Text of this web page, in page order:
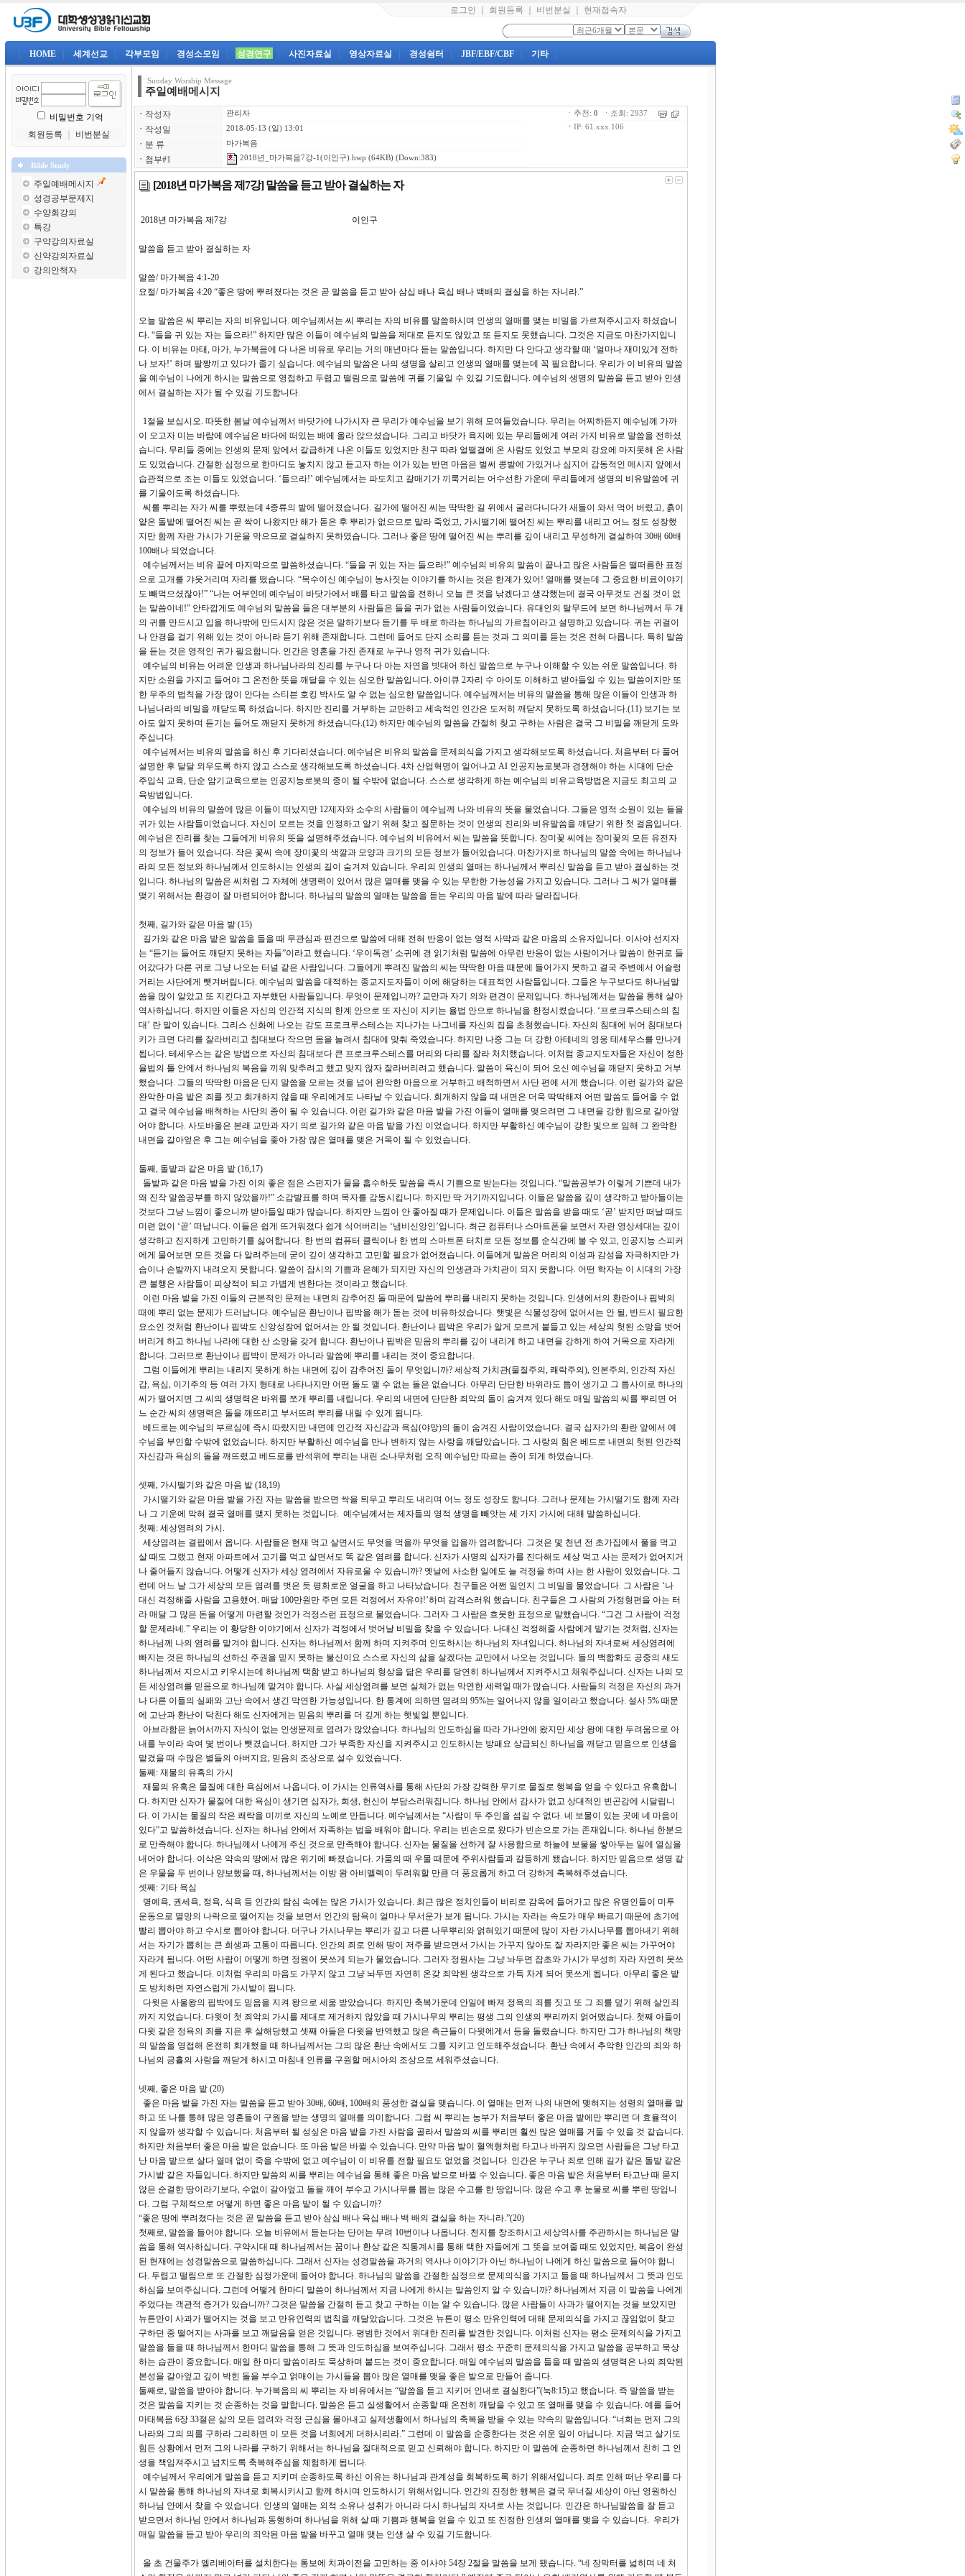
로그인 회원등록 비번분실 현재접속자
HOME 세계선교 각부모임 경성소모임 성경연구 사진자료실 영상자료실 경성쉼터 JBF/EBF/CBF 기타
비밀번호 기억
회원등록
비번분실
Bible Study
주일예배메시지
성경공부문제지
수양회강의
특강
구약강의자료실
신약강의자료실
강의안책자
Sunday Worship Message
주일예배메시지
ㆍ 작성자 관리자
ㆍ 작성일 2018-05-13 (일) 13:01
ㆍ 분 류 마가복음
ㆍ 첨부#1 2018년_마가복음7강-1(이인구).hwp (64KB) (Down:383)
ㆍ추천: 0 ㆍ조회: 2937
ㆍ IP: 61.xxx.106
[2018년 마가복음 제7강] 말씀을 듣고 받아 결실하는 자
2018년 마가복음 제7강 이인구
말씀을 듣고 받아 결실하는 자
말씀/ 마가복음 4:1-20
요절/ 마가복음 4:20 “좋은 땅에 뿌려졌다는 것은 곧 말씀을 듣고 받아 삼십 배나 육십 배나 백배의 결실을 하는 자니라.”
오늘 말씀은 씨 뿌리는 자의 비유입니다. 예수님께서는 씨 뿌리는 자의 비유를 말씀하시며 인생의 열매를 맺는 비밀을 가르쳐주시고자 하셨습니
다. “들을 귀 있는 자는 들으라!” 하지만 많은 이들이 예수님의 말씀을 제대로 듣지도 않았고 또 듣지도 못했습니다. 그것은 지금도 마찬가지입니
다. 이 비유는 마태, 마가, 누가복음에 다 나온 비유로 우리는 거의 매년마다 듣는 말씀입니다. 하지만 다 안다고 생각할 때 ‘얼마나 재미있게 전하
나 보자!’ 하며 팔짱끼고 있다가 졸기 싶습니다. 예수님의 말씀은 나의 생명을 살리고 인생의 열매를 맺는데 꼭 필요합니다. 우리가 이 비유의 말씀
을 예수님이 나에게 하시는 말씀으로 영접하고 두렵고 떨림으로 말씀에 귀를 기울일 수 있길 기도합니다. 예수님의 생명의 말씀을 듣고 받아 인생
에서 결실하는 자가 될 수 있길 기도합니다.
1절을 보십시오. 따뜻한 봄날 예수님께서 바닷가에 나가시자 큰 무리가 예수님을 보기 위해 모여들었습니다. 무리는 어찌하든지 예수님께 가까
이 오고자 미는 바람에 예수님은 바다에 떠있는 배에 올라 앉으셨습니다. 그리고 바닷가 육지에 있는 무리들에게 여러 가지 비유로 말씀을 전하셨
습니다. 무리들 중에는 인생의 문제 앞에서 갈급하게 나온 이들도 있었지만 친구 따라 얼떨결에 온 사람도 있었고 부모의 강요에 마지못해 온 사람
도 있었습니다. 간절한 심정으로 한마디도 놓치지 않고 듣고자 하는 이가 있는 반면 마음은 벌써 콩밭에 가있거나 심지어 감동적인 메시지 앞에서
습관적으로 조는 이들도 있었습니다. ‘들으라!’ 예수님께서는 파도치고 갈매기가 끼룩거리는 어수선한 가운데 무리들에게 생명의 비유말씀에 귀
를 기울이도록 하셨습니다.
씨를 뿌리는 자가 씨를 뿌렸는데 4종류의 밭에 떨어졌습니다. 길가에 떨어진 씨는 딱딱한 길 위에서 굴러다니다가 새들이 와서 먹어 버렸고, 흙이
얕은 돌밭에 떨어진 씨는 곧 싹이 나왔지만 해가 돋은 후 뿌리가 없으므로 말라 죽었고, 가시떨기에 떨어진 씨는 뿌리를 내리고 어느 정도 성장했
지만 함께 자란 가시가 기운을 막으므로 결실하지 못하였습니다. 그러나 좋은 땅에 떨어진 씨는 뿌리를 깊이 내리고 무성하게 결실하여 30배 60배
100배나 되었습니다.
예수님께서는 비유 끝에 마지막으로 말씀하셨습니다. “들을 귀 있는 자는 들으라!” 예수님의 비유의 말씀이 끝나고 많은 사람들은 떨떠름한 표정
으로 고개를 갸웃거리며 자리를 떴습니다. “목수이신 예수님이 농사짓는 이야기를 하시는 것은 한계가 있어! 열매를 맺는데 그 중요한 비료이야기
도 빼먹으셨잖아!” “나는 어부인데 예수님이 바닷가에서 배를 타고 말씀을 전하니 오늘 큰 것을 낚겠다고 생각했는데 결국 아무것도 건질 것이 없
는 말씀이네!” 안타깝게도 예수님의 말씀을 들은 대부분의 사람들은 들을 귀가 없는 사람들이었습니다. 유대인의 탈무드에 보면 하나님께서 두 개
의 귀를 만드시고 입을 하나밖에 만드시지 않은 것은 말하기보다 듣기를 두 배로 하라는 하나님의 가르침이라고 설명하고 있습니다. 귀는 귀걸이
나 안경을 걸기 위해 있는 것이 아니라 듣기 위해 존재합니다. 그런데 들어도 단지 소리를 듣는 것과 그 의미를 듣는 것은 전혀 다릅니다. 특히 말씀
을 듣는 것은 영적인 귀가 필요합니다. 인간은 영혼을 가진 존재로 누구나 영적 귀가 있습니다.
예수님의 비유는 어려운 인생과 하나님나라의 진리를 누구나 다 아는 자연을 빗대어 하신 말씀으로 누구나 이해할 수 있는 쉬운 말씀입니다. 하
지만 소원을 가지고 들어야 그 온전한 뜻을 깨달을 수 있는 심오한 말씀입니다. 아이큐 2자리 수 아이도 이해하고 받아들일 수 있는 말씀이지만 또
한 우주의 법칙을 가장 많이 안다는 스티븐 호킹 박사도 알 수 없는 심오한 말씀입니다. 예수님께서는 비유의 말씀을 통해 많은 이들이 인생과 하
나님나라의 비밀을 깨닫도록 하셨습니다. 하지만 진리를 거부하는 교만하고 세속적인 인간은 도저히 깨닫지 못하도록 하셨습니다.(11) 보기는 보
아도 알지 못하며 듣기는 들어도 깨닫지 못하게 하셨습니다.(12) 하지만 예수님의 말씀을 간절히 찾고 구하는 사람은 결국 그 비밀을 깨닫게 도와
주십니다.
예수님께서는 비유의 말씀을 하신 후 기다리셨습니다. 예수님은 비유의 말씀을 문제의식을 가지고 생각해보도록 하셨습니다. 처음부터 다 풀어
설명한 후 달달 외우도록 하지 않고 스스로 생각해보도록 하셨습니다. 4차 산업혁명이 일어나고 AI 인공지능로봇과 경쟁해야 하는 시대에 단순
주입식 교육, 단순 암기교육으로는 인공지능로봇의 종이 될 수밖에 없습니다. 스스로 생각하게 하는 예수님의 비유교육방법은 지금도 최고의 교
육방법입니다.
예수님의 비유의 말씀에 많은 이들이 떠났지만 12제자와 소수의 사람들이 예수님께 나와 비유의 뜻을 물었습니다. 그들은 영적 소원이 있는 들을
귀가 있는 사람들이었습니다. 자신이 모르는 것을 인정하고 알기 위해 찾고 질문하는 것이 인생의 진리와 비유말씀을 깨닫기 위한 첫 걸음입니다.
예수님은 진리를 찾는 그들에게 비유의 뜻을 설명해주셨습니다. 예수님의 비유에서 씨는 말씀을 뜻합니다. 장미꽃 씨에는 장미꽃의 모든 유전자
의 정보가 들어 있습니다. 작은 꽃씨 속에 장미꽃의 색깔과 모양과 크기의 모든 정보가 들어있습니다. 마찬가지로 하나님의 말씀 속에는 하나님나
라의 모든 정보와 하나님께서 인도하시는 인생의 길이 숨겨져 있습니다. 우리의 인생의 열매는 하나님께서 뿌리신 말씀을 듣고 받아 결실하는 것
입니다. 하나님의 말씀은 씨처럼 그 자체에 생명력이 있어서 많은 열매를 맺을 수 있는 무한한 가능성을 가지고 있습니다. 그러나 그 씨가 열매를
맺기 위해서는 환경이 잘 마련되어야 합니다. 하나님의 말씀의 열매는 말씀을 듣는 우리의 마음 밭에 따라 달라집니다.
첫째, 길가와 같은 마음 밭 (15)
길가와 같은 마음 밭은 말씀을 들을 때 무관심과 편견으로 말씀에 대해 전혀 반응이 없는 영적 사막과 같은 마음의 소유자입니다. 이사야 선지자
는 “듣기는 들어도 깨닫지 못하는 자들”이라고 했습니다. ‘우이독경’ 소귀에 경 읽기처럼 말씀에 아무런 반응이 없는 사람이거나 말씀이 한귀로 들
어갔다가 다른 귀로 그냥 나오는 터널 같은 사람입니다. 그들에게 뿌려진 말씀의 씨는 딱딱한 마음 때문에 들어가지 못하고 결국 주변에서 어슬렁
거리는 사단에게 뺏겨버립니다. 예수님의 말씀을 대적하는 종교지도자들이 이에 해당하는 대표적인 사람들입니다. 그들은 누구보다도 하나님말
씀을 많이 알았고 또 지킨다고 자부했던 사람들입니다. 무엇이 문제입니까? 교만과 자기 의와 편견이 문제입니다. 하나님께서는 말씀을 통해 살아
역사하십니다. 하지만 이들은 자신의 인간적 지식의 한계 안으로 또 자신이 지키는 율법 안으로 하나님을 한정시켰습니다. ‘프로크루스테스의 침
대’ 란 말이 있습니다. 그리스 신화에 나오는 강도 프로크루스테스는 지나가는 나그네를 자신의 집을 초청했습니다. 자신의 침대에 뉘어 침대보다
키가 크면 다리를 잘라버리고 침대보다 작으면 몸을 늘려서 침대에 맞춰 죽였습니다. 하지만 나중 그는 더 강한 아테네의 영웅 테세우스를 만나게
됩니다. 테세우스는 같은 방법으로 자신의 침대보다 큰 프로크루스테스를 머리와 다리를 잘라 처치했습니다. 이처럼 종교지도자들은 자신이 정한
율법의 틀 안에서 하나님의 복음을 끼워 맞추려고 했고 맞지 않자 잘라버리려고 했습니다. 말씀이 육신이 되어 오신 예수님을 깨닫지 못하고 거부
했습니다. 그들의 딱딱한 마음은 단지 말씀을 모르는 것을 넘어 완악한 마음으로 거부하고 배척하면서 사단 편에 서게 했습니다. 이런 길가와 같은
완악한 마음 밭은 죄를 짓고 회개하지 않을 때 우리에게도 나타날 수 있습니다. 회개하지 않을 때 내면은 더욱 딱딱해져 어떤 말씀도 들어올 수 없
고 결국 예수님을 배척하는 사단의 종이 될 수 있습니다. 이런 길가와 같은 마음 밭을 가진 이들이 열매를 맺으려면 그 내면을 강한 힘으로 갈아엎
어야 합니다. 사도바울은 본래 교만과 자기 의로 길가와 같은 마음 밭을 가진 이었습니다. 하지만 부활하신 예수님이 강한 빛으로 임해 그 완악한
내면을 갈아엎은 후 그는 예수님을 좇아 가장 많은 열매를 맺은 거목이 될 수 있었습니다.
둘째, 돌밭과 같은 마음 밭 (16,17)
돌밭과 같은 마음 밭을 가진 이의 좋은 점은 스펀지가 물을 흡수하듯 말씀을 즉시 기쁨으로 받는다는 것입니다. “말씀공부가 이렇게 기쁜데 내가
왜 진작 말씀공부를 하지 않았을까!” 소감발표를 하며 목자를 감동시킵니다. 하지만 딱 거기까지입니다. 이들은 말씀을 깊이 생각하고 받아들이는
것보다 그냥 느낌이 좋으니까 받아들일 때가 많습니다. 하지만 느낌이 안 좋아질 때가 문제입니다. 이들은 말씀을 받을 때도 ‘곧’ 받지만 떠날 때도
미련 없이 ‘곧’ 떠납니다. 이들은 쉽게 뜨거워졌다 쉽게 식어버리는 ‘냄비신앙인’입니다. 최근 컴퓨터나 스마트폰을 보면서 자란 영상세대는 깊이
생각하고 진지하게 고민하기를 싫어합니다. 한 번의 컴퓨터 클릭이나 한 번의 스마트폰 터치로 모든 정보를 순식간에 볼 수 있고, 인공지능 스피커
에게 물어보면 모든 것을 다 알려주는데 굳이 깊이 생각하고 고민할 필요가 없어졌습니다. 이들에게 말씀은 머리의 이성과 감성을 자극하지만 가
슴이나 손발까지 내려오지 못합니다. 말씀이 잠시의 기쁨과 은혜가 되지만 자신의 인생관과 가치관이 되지 못합니다. 어떤 학자는 이 시대의 가장
큰 불행은 사람들이 피상적이 되고 가볍게 변한다는 것이라고 했습니다.
이런 마음 밭을 가진 이들의 근본적인 문제는 내면의 감추어진 돌 때문에 말씀에 뿌리를 내리지 못하는 것입니다. 인생에서의 환란이나 핍박의
때에 뿌리 없는 문제가 드러납니다. 예수님은 환난이나 핍박을 해가 돋는 것에 비유하셨습니다. 햇빛은 식물성장에 없어서는 안 될, 반드시 필요한
요소인 것처럼 환난이나 핍박도 신앙성장에 없어서는 안 될 것입니다. 환난이나 핍박은 우리가 알게 모르게 붙들고 있는 세상의 헛된 소망을 벗어
버리게 하고 하나님 나라에 대한 산 소망을 갖게 합니다. 환난이나 핍박은 믿음의 뿌리를 깊이 내리게 하고 내면을 강하게 하여 거목으로 자라게
합니다. 그러므로 환난이나 핍박이 문제가 아니라 말씀에 뿌리를 내리는 것이 중요합니다.
그럼 이들에게 뿌리는 내리지 못하게 하는 내면에 깊이 감추어진 돌이 무엇입니까? 세상적 가치관(물질주의, 쾌락주의), 인본주의, 인간적 자신
감, 욕심, 이기주의 등 여러 가지 형태로 나타나지만 어떤 돌도 깰 수 없는 돌은 없습니다. 아무리 단단한 바위라도 틈이 생기고 그 틈사이로 하나의
씨가 떨어지면 그 씨의 생명력은 바위를 쪼개 뿌리를 내립니다. 우리의 내면에 단단한 죄악의 돌이 숨겨져 있다 해도 매일 말씀의 씨를 뿌리면 어
느 순간 씨의 생명력은 돌을 깨뜨리고 부서뜨려 뿌리를 내릴 수 있게 됩니다.
베드로는 예수님의 부르심에 즉시 따랐지만 내면에 인간적 자신감과 욕심(야망)의 돌이 숨겨진 사람이었습니다. 결국 십자가의 환란 앞에서 예
수님을 부인할 수밖에 없었습니다. 하지만 부활하신 예수님을 만나 변하지 않는 사랑을 깨달았습니다. 그 사랑의 힘은 베드로 내면의 헛된 인간적
자신감과 욕심의 돌을 깨뜨렸고 베드로를 반석위에 뿌리는 내린 소나무처럼 오직 예수님만 따르는 종이 되게 하였습니다.
셋째, 가시떨기와 같은 마음 밭 (18,19)
가시떨기와 같은 마음 밭을 가진 자는 말씀을 받으면 싹을 틔우고 뿌리도 내리며 어느 정도 성장도 합니다. 그러나 문제는 가시떨기도 함께 자라
나 그 기운에 막혀 결국 열매를 맺지 못하는 것입니다. 예수님께서는 제자들의 영적 생명을 빼앗는 세 가지 가시에 대해 말씀하십니다.
첫째: 세상염려의 가시.
세상염려는 결핍에서 옵니다. 사람들은 현재 먹고 살면서도 무엇을 먹을까 무엇을 입을까 염려합니다. 그것은 몇 천년 전 초가집에서 풀을 먹고
살 때도 그랬고 현재 아파트에서 고기를 먹고 살면서도 똑 같은 염려를 합니다. 신자가 사명의 십자가를 진다해도 세상 먹고 사는 문제가 없어지거
나 줄어들지 않습니다. 어떻게 신자가 세상 염려에서 자유로울 수 있습니까? 옛날에 사소한 일에도 늘 걱정을 하며 사는 한 사람이 있었습니다. 그
런데 어느 날 그가 세상의 모든 염려를 벗은 듯 평화로운 얼굴을 하고 나타났습니다. 친구들은 어쩐 일인지 그 비밀을 물었습니다. 그 사람은 ‘나
대신 걱정해줄 사람을 고용했어. 매달 100만원만 주면 모든 걱정에서 자유야!’하며 감격스러워 했습니다. 친구들은 그 사람의 가정형편을 아는 터
라 매달 그 많은 돈을 어떻게 마련할 것인가 걱정스런 표정으로 물었습니다. 그러자 그 사람은 흐뭇한 표정으로 말했습니다. “그건 그 사람이 걱정
할 문제라네.” 우리는 이 황당한 이야기에서 신자가 걱정에서 벗어날 비밀을 찾을 수 있습니다. 나대신 걱정해줄 사람에게 맡기는 것처럼, 신자는
하나님께 나의 염려를 맡겨야 합니다. 신자는 하나님께서 함께 하며 지켜주며 인도하시는 하나님의 자녀입니다. 하나님의 자녀로써 세상염려에
빠지는 것은 하나님의 선하신 주권을 믿지 못하는 불신이요 스스로 자신의 삶을 살겠다는 교만에서 나오는 것입니다. 들의 백합화도 공중의 새도
하나님께서 지으시고 키우시는데 하나님께 택함 받고 하나님의 형상을 닮은 우리를 당연히 하나님께서 지켜주시고 채워주십니다. 신자는 나의 모
든 세상염려를 믿음으로 하나님께 맡겨야 합니다. 사실 세상염려를 보면 실체가 없는 막연한 세력일 때가 많습니다. 사람들의 걱정은 자신의 과거
나 다른 이들의 실패와 고난 속에서 생긴 막연한 가능성입니다. 한 통계에 의하면 염려의 95%는 일어나지 않을 일이라고 했습니다. 설사 5% 때문
에 고난과 환난이 닥친다 해도 신자에게는 믿음의 뿌리를 더 깊게 하는 햇빛일 뿐입니다.
아브라함은 늙어서까지 자식이 없는 인생문제로 염려가 많았습니다. 하나님의 인도하심을 따라 가나안에 왔지만 세상 왕에 대한 두려움으로 아
내를 누이라 속여 몇 번이나 뺏겼습니다. 하지만 그가 부족한 자신을 지켜주시고 인도하시는 방패요 상급되신 하나님을 깨닫고 믿음으로 인생을
맡겼을 때 수많은 별들의 아버지요, 믿음의 조상으로 설수 있었습니다.
둘째: 재물의 유혹의 가시
재물의 유혹은 물질에 대한 욕심에서 나옵니다. 이 가시는 인류역사를 통해 사단의 가장 강력한 무기로 물질로 행복을 얻을 수 있다고 유혹합니
다. 하지만 신자가 물질에 대한 욕심이 생기면 십자가, 희생, 헌신이 부담스러워집니다. 하나님 안에서 감사가 없고 상대적인 빈곤감에 시달립니
다. 이 가시는 물질의 작은 쾌락을 미끼로 자신의 노예로 만듭니다. 예수님께서는 “사람이 두 주인을 섬길 수 없다. 네 보물이 있는 곳에 네 마음이
있다”고 말씀하셨습니다. 신자는 하나님 안에서 자족하는 법을 배워야 합니다. 우리는 빈손으로 왔다가 빈손으로 가는 존재입니다. 하나님 한분으
로 만족해야 합니다. 하나님께서 나에게 주신 것으로 만족해야 합니다. 신자는 물질을 선하게 잘 사용함으로 하늘에 보물을 쌓아두는 일에 열심을
내어야 합니다. 이삭은 약속의 땅에서 많은 위기에 빠졌습니다. 가뭄의 때 우물 때문에 주위사람들과 갈등하게 됐습니다. 하지만 믿음으로 생명 같
은 우물을 두 번이나 양보했을 때, 하나님께서는 이방 왕 아비멜렉이 두려워할 만큼 더 풍요롭게 하고 더 강하게 축복해주셨습니다.
셋째: 기타 욕심
명예욕, 권세욕, 정욕, 식욕 등 인간의 탐심 속에는 많은 가시가 있습니다. 최근 많은 정치인들이 비리로 감옥에 들어가고 많은 유명인들이 미투
운동으로 멸망의 나락으로 떨어지는 것을 보면서 인간의 탐욕이 얼마나 무서운가 보게 됩니다. 가시는 자라는 속도가 매우 빠르기 때문에 초기에
빨리 뽑아야 하고 수시로 뽑아야 합니다. 더구나 가시나무는 뿌리가 깊고 다른 나무뿌리와 얽혀있기 때문에 많이 자란 가시나무를 뽑아내기 위해
서는 자기가 뽑히는 큰 희생과 고통이 따릅니다. 인간의 죄로 인해 땅이 저주를 받으면서 가시는 가꾸지 않아도 잘 자라지만 좋은 씨는 가꾸어야
자라게 됩니다. 어떤 사람이 어떻게 하면 정원이 못쓰게 되는가 물었습니다. 그러자 정원사는 그냥 놔두면 잡초와 가시가 무성히 자라 자연히 못쓰
게 된다고 했습니다. 이처럼 우리의 마음도 가꾸지 않고 그냥 놔두면 자연히 온갖 죄악된 생각으로 가득 차게 되어 못쓰게 됩니다. 아무리 좋은 밭
도 방치하면 자연스럽게 가시밭이 됩니다.
다윗은 사울왕의 핍박에도 믿음을 지켜 왕으로 세움 받았습니다. 하지만 축복가운데 안일에 빠져 정욕의 죄를 짓고 또 그 죄를 덮기 위해 살인죄
까지 지었습니다. 다윗이 첫 죄악의 가시를 제대로 제거하지 않았을 때 가시나무의 뿌리는 평생 그의 인생의 뿌리까지 얽어맸습니다. 첫째 아들이
다윗 같은 정욕의 죄를 지은 후 살해당했고 셋째 아들은 다윗을 반역했고 많은 측근들이 다윗에게서 등을 돌렸습니다. 하지만 그가 하나님의 책망
의 말씀을 영접해 온전히 회개했을 때 하나님께서는 그의 많은 환난 속에서도 그를 지키고 인도해주셨습니다. 환난 속에서 추악한 인간의 죄와 하
나님의 긍휼의 사랑을 깨닫게 하시고 마침내 인류를 구원할 메시아의 조상으로 세워주셨습니다.
넷째, 좋은 마음 밭 (20)
좋은 마음 밭을 가진 자는 말씀을 듣고 받아 30배, 60배, 100배의 풍성한 결실을 맺습니다. 이 열매는 먼저 나의 내면에 맺혀지는 성령의 열매를 말
하고 또 나를 통해 많은 영혼들이 구원을 받는 생명의 열매를 의미합니다. 그럼 씨 뿌리는 농부가 처음부터 좋은 마음 밭에만 뿌리면 더 효율적이
지 않을까 생각할 수 있습니다. 처음부터 될 성싶은 마음 밭을 가진 사람을 골라서 말씀의 씨를 뿌리면 훨씬 많은 열매를 거둘 수 있을 것 같습니다.
하지만 처음부터 좋은 마음 밭은 없습니다. 또 마음 밭은 바뀔 수 있습니다. 만약 마음 밭이 혈액형처럼 타고나 바뀌지 않으면 사람들은 그냥 타고
난 마음 밭으로 살다 열매 없이 죽을 수밖에 없고 예수님이 이 비유를 전할 필요도 없었을 것입니다. 인간은 누구나 죄로 인해 길가 같은 돌밭 같은
가시밭 같은 자들입니다. 하지만 말씀의 씨를 뿌리는 예수님을 통해 좋은 마음 밭으로 바뀔 수 있습니다. 좋은 마음 밭은 처음부터 타고난 때 묻지
않은 순결한 땅이라기보다, 수없이 갈아엎고 돌을 깨어 부수고 가시나무를 뽑는 많은 수고를 한 땅입니다. 많은 수고 후 눈물로 씨를 뿌린 땅입니
다. 그럼 구체적으로 어떻게 하면 좋은 마음 밭이 될 수 있습니까?
“좋은 땅에 뿌려졌다는 것은 곧 말씀을 듣고 받아 삼십 배나 육십 배나 백 배의 결실을 하는 자니라.”(20)
첫째로, 말씀을 들어야 합니다. 오늘 비유에서 듣는다는 단어는 무려 10번이나 나옵니다. 천지를 창조하시고 세상역사를 주관하시는 하나님은 말
씀을 통해 역사하십니다. 구약시대 때 하나님께서는 꿈이나 환상 같은 직통계시를 통해 택한 자들에게 그 뜻을 보여줄 때도 있었지만, 복음이 완성
된 현재에는 성경말씀으로 말씀하십니다. 그래서 신자는 성경말씀을 과거의 역사나 이야기가 아닌 하나님이 나에게 하신 말씀으로 들어야 합니
다. 두렵고 떨림으로 또 간절한 심정가운데 들어야 합니다. 하나님의 말씀을 간절한 심정으로 문제의식을 가지고 들을 때 하나님께서 그 뜻과 인도
하심을 보여주십니다. 그런데 어떻게 한마디 말씀이 하나님께서 지금 나에게 하시는 말씀인지 알 수 있습니까? 하나님께서 지금 이 말씀을 나에게
주었다는 객관적 증거가 있습니까? 그것은 말씀을 간절히 듣고 찾고 구하는 이는 알 수 있습니다. 많은 사람들이 사과가 떨어지는 것을 보았지만
뉴튼만이 사과가 떨어지는 것을 보고 만유인력의 법칙을 깨달았습니다. 그것은 뉴튼이 평소 만유인력에 대해 문제의식을 가지고 끊임없이 찾고
구하던 중 떨어지는 사과를 보고 깨달음을 얻은 것입니다. 평범한 것에서 위대한 진리를 발견한 것입니다. 이처럼 신자는 평소 문제의식을 가지고
말씀을 들을 때 하나님께서 한마디 말씀을 통해 그 뜻과 인도하심을 보여주십니다. 그래서 평소 꾸준히 문제의식을 가지고 말씀을 공부하고 묵상
하는 습관이 중요합니다. 매일 한 마디 말씀이라도 묵상하며 붙드는 것이 중요합니다. 매일 예수님의 말씀을 들을 때 말씀의 생명력은 나의 죄악된
본성을 갈아엎고 깊이 박힌 돌을 부수고 얽매이는 가시들을 뽑아 많은 열매를 맺을 좋은 밭으로 만들어 줍니다.
둘째로, 말씀을 받아야 합니다. 누가복음의 씨 뿌리는 자 비유에서는 “말씀을 듣고 지키어 인내로 결실한다”(눅8:15)고 했습니다. 즉 말씀을 받는
것은 말씀을 지키는 것 순종하는 것을 말합니다. 말씀은 듣고 실생활에서 순종할 때 온전히 깨달을 수 있고 또 열매를 맺을 수 있습니다. 예를 들어
마태복음 6장 33절은 삶의 모든 염려와 걱정 근심을 몰아내고 실제생활에서 하나님의 축복을 받을 수 있는 약속의 말씀입니다. “너희는 먼저 그의
나라와 그의 의를 구하라 그리하면 이 모든 것을 너희에게 더하시리라.” 그런데 이 말씀을 순종한다는 것은 쉬운 일이 아닙니다. 지금 먹고 살기도
힘든 상황에서 먼저 그의 나라를 구하기 위해서는 하나님을 절대적으로 믿고 신뢰해야 합니다. 하지만 이 말씀에 순종하면 하나님께서 친히 그 인
생을 책임져주시고 넘치도록 축복해주심을 체험하게 됩니다.
예수님께서 우리에게 말씀을 듣고 지키며 순종하도록 하신 이유는 하나님과 관계성을 회복하도록 하기 위해서입니다. 죄로 인해 떠난 우리를 다
시 말씀을 통해 하나님의 자녀로 회복시키시고 함께 하시며 인도하시기 위해서입니다. 인간의 진정한 행복은 결국 무너질 세상이 아닌 영원하신
하나님 안에서 찾을 수 있습니다. 인생의 열매는 외적 소유나 성취가 아니라 다시 하나님의 자녀로 사는 것입니다. 인간은 하나님말씀을 잘 듣고
받으면서 하나님 안에서 하나님과 동행하며 하나님을 위해 살 때 기쁨과 행복을 얻을 수 있고 또 진정한 인생의 열매를 맺을 수 있습니다. 우리가
매일 말씀을 듣고 받아 우리의 죄악된 마음 밭을 바꾸고 열매 맺는 인생 살 수 있길 기도합니다.
올 초 건물주가 엘리베이터를 설치한다는 통보에 치과이전을 고민하는 중 이사야 54장 2절을 말씀을 보게 됐습니다. “네 장막터를 넓히며 네 처